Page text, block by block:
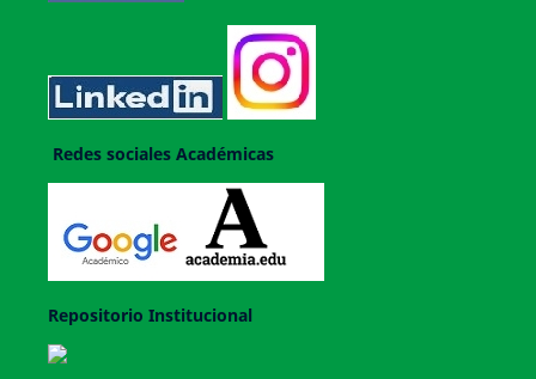
Redes sociales Académicas
Repositorio Institucional